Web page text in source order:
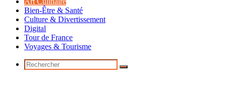
Bien-Être & Santé
Culture & Divertissement
Digital
Tour de France
Voyages & Tourisme
Rechercher